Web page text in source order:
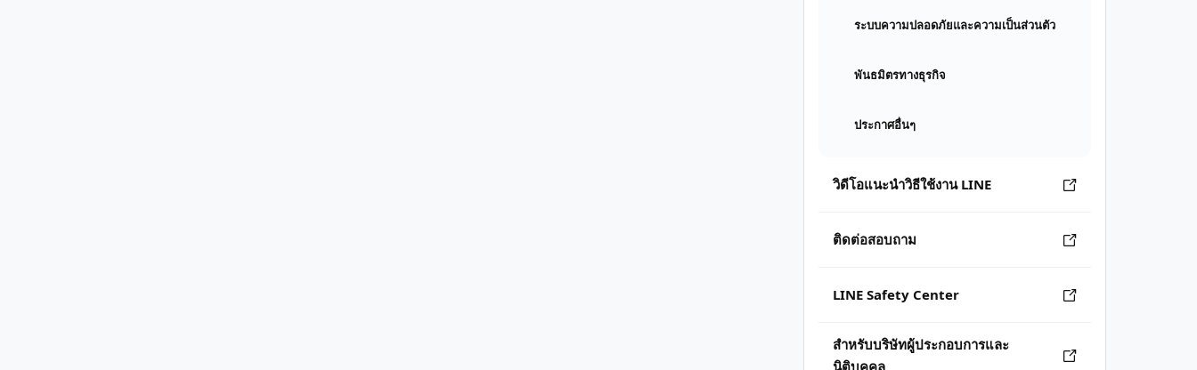
ระบบความปลอดภัยและความเป็นส่วนตัว
พันธมิตรทางธุรกิจ
ประกาศอื่นๆ
วิดีโอแนะนำวิธีใช้งาน LINE
ติดต่อสอบถาม
LINE Safety Center
สำหรับบริษัทผู้ประกอบการและ
นิติบุคคล